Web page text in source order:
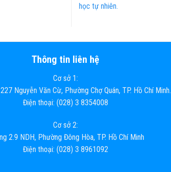
học tự nhiên.
Thông tin liên hệ
Cơ sở 1:
Nguyễn Văn Cừ, Phường Chợ Quán, TP. Hồ Chí Minh.
Điện thoại: (028) 3 8354008
Cơ sở 2:
2.9 NDH, Phường Đông Hòa, TP. Hồ Chí Minh
Điện thoại: (028) 3 8961092